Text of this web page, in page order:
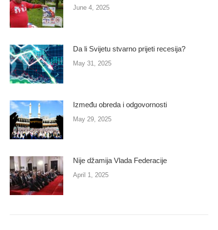
June 4, 2025
Da li Svijetu stvarno prijeti recesija?
May 31, 2025
Između obreda i odgovornosti
May 29, 2025
Nije džamija Vlada Federacije
April 1, 2025